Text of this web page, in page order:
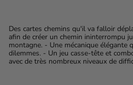
Des cartes chemins qu'il va falloir
afin de créer un chemin ininterrompu
montagne. - Une mécanique élégante
dilemmes. - Un jeu casse-tête et
avec de très nombreux niveaux de